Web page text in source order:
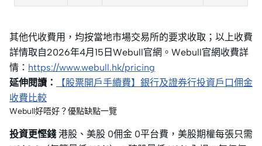
其他代收費用，均按當地市場交易所的要求收取；以上收費
詳情取自2026年4月15日Webull官網。Webull官網收費詳
情： https://www.webull.hk/pricing
延伸閱讀：
【股票開戶手續費】銀行及證券行投資戶口佣金
收費比較
Webull好唔好？優點缺點一覽
投資更慳錢 港股、美股 0佣金 0平台費，美股期權每張只需